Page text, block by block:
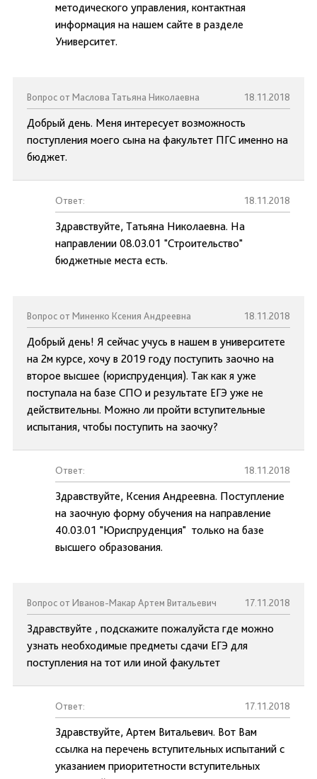
методического управления, контактная
информация на нашем сайте в разделе
Университет.
Вопрос от Маслова Татьяна Николаевна 18.11.2018
Добрый день. Меня интересует возможность
поступления моего сына на факультет ПГС именно на
бюджет.
Ответ: 18.11.2018
Здравствуйте, Татьяна Николаевна. На
направлении 08.03.01 "Строительство"
бюджетные места есть.
Вопрос от Миненко Ксения Андреевна 18.11.2018
Добрый день! Я сейчас учусь в нашем в университете
на 2м курсе, хочу в 2019 году поступить заочно на
второе высшее (юриспруденция). Так как я уже
поступала на базе СПО и результате ЕГЭ уже не
действительны. Можно ли пройти вступительные
испытания, чтобы поступить на заочку?
Ответ: 18.11.2018
Здравствуйте, Ксения Андреевна. Поступление
на заочную форму обучения на направление
40.03.01 "Юриспруденция" только на базе
высшего образования.
Вопрос от Иванов-Макар Артем Витальевич 17.11.2018
Здравствуйте , подскажите пожалуйста где можно
узнать необходимые предметы сдачи ЕГЭ для
поступления на тот или иной факультет
Ответ: 17.11.2018
Здравствуйте, Артем Витальевич. Вот Вам
ссылка на перечень вступительных испытаний с
указанием приоритетности вступительных